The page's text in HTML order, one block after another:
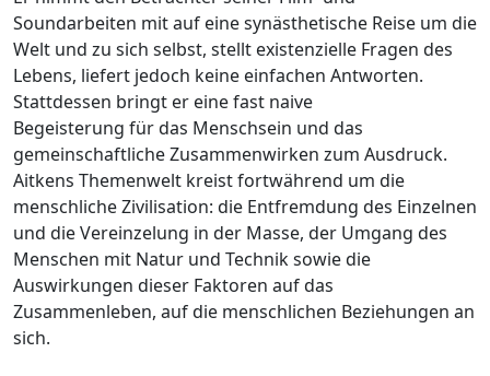
Soundarbeiten mit auf eine synästhetische Reise um die
Welt und zu sich selbst, stellt existenzielle Fragen des
Lebens, liefert jedoch keine einfachen Antworten.
Stattdessen bringt er eine fast naive
Begeisterung für das Menschsein und das
gemeinschaftliche Zusammenwirken zum Ausdruck.
Aitkens Themenwelt kreist fortwährend um die
menschliche Zivilisation: die Entfremdung des Einzelnen
und die Vereinzelung in der Masse, der Umgang des
Menschen mit Natur und Technik sowie die
Auswirkungen dieser Faktoren auf das
Zusammenleben, auf die menschlichen Beziehungen an
sich.